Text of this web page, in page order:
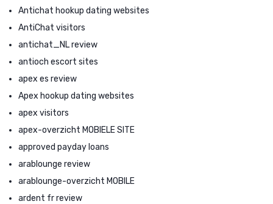
Antichat hookup dating websites
AntiChat visitors
antichat_NL review
antioch escort sites
apex es review
Apex hookup dating websites
apex visitors
apex-overzicht MOBIELE SITE
approved payday loans
arablounge review
arablounge-overzicht MOBILE
ardent fr review